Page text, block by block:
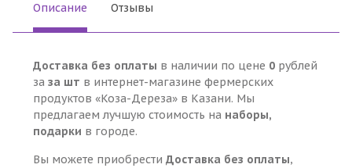
Описание Отзывы
Доставка без оплаты в наличии по цене 0 рублей
за за шт в интернет-магазине фермерских
продуктов «Коза-Дереза» в Казани. Мы
предлагаем лучшую стоимость на наборы,
подарки в городе.
Вы можете приобрести Доставка без оплаты,